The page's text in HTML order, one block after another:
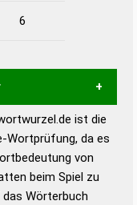
6
zu
um die
Spiel zu
ist die
Wortprüfung, da es
von
beim Spiel zu
Wörterbuch